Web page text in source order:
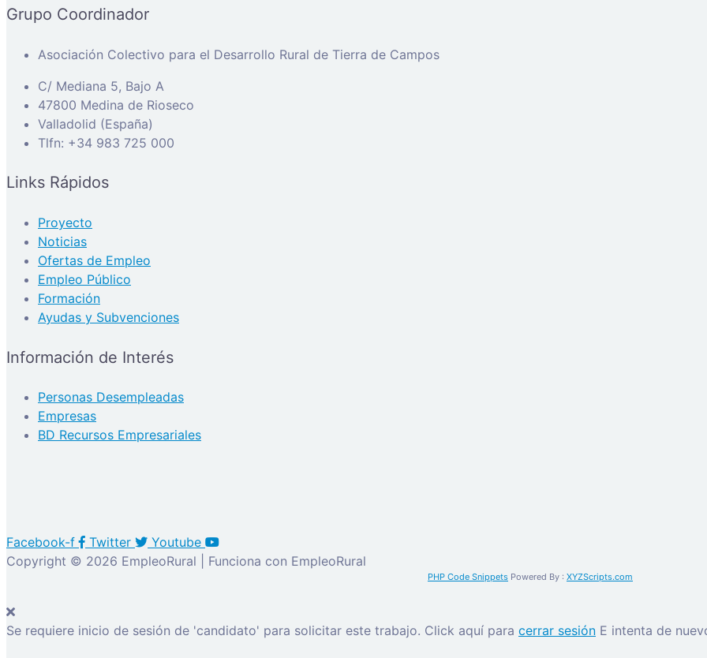
Grupo Coordinador
Asociación Colectivo para el Desarrollo Rural de Tierra de Campos
C/ Mediana 5, Bajo A
47800 Medina de Rioseco
Valladolid (España)
Tlfn: +34 983 725 000
Links Rápidos
Proyecto
Noticias
Ofertas de Empleo
Empleo Público
Formación
Ayudas y Subvenciones
Información de Interés
Personas Desempleadas
Empresas
BD Recursos Empresariales
Facebook-f Twitter
Youtube
Copyright © 2026 EmpleoRural | Funciona con EmpleoRural
PHP Code Snippets Powered By : XYZScripts.com
Se requiere inicio de sesión de 'candidato' para solicitar este trabajo. Click aquí para cerrar sesión E intenta de